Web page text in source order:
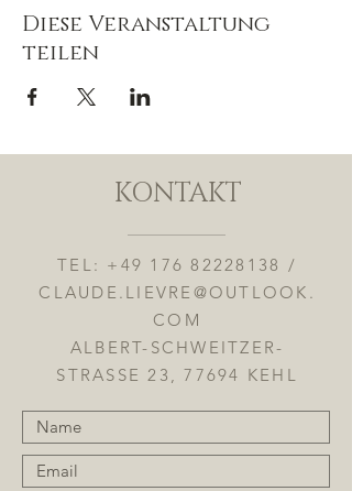
Diese Veranstaltung
teilen
KONTAKT
TEL: +49 176 82228138 /
CLAUDE.LIEVRE@OUTLOOK.
COM
ALBERT-SCHWEITZER-
STRASSE 23, 77694 KEHL